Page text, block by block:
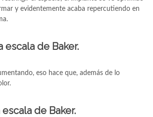
y evidentemente acaba repercutiendo en
escala de Baker.
eso hace que, además de lo
de Baker.